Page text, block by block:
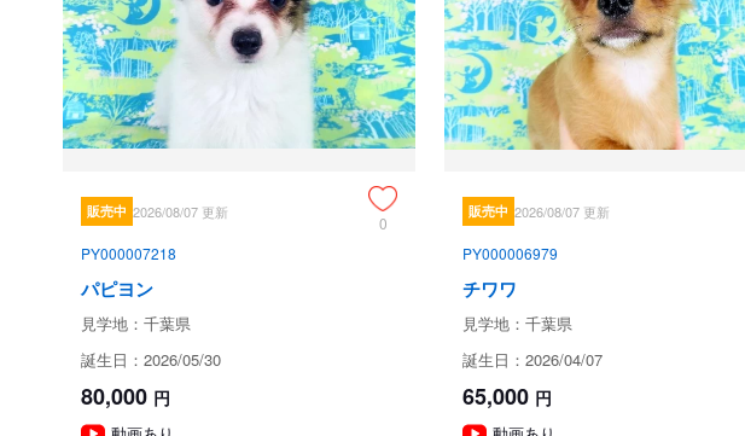
販売中 2026/08/07 更新
0
PY000007218
パピヨン
見学地：千葉県
誕生日：2026/05/30
80,000 円
販売中 2026/08/07 更新
PY000006979
チワワ
見学地：千葉県
誕生日：2026/04/07
65,000 円